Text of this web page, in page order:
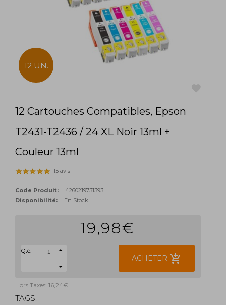
12 UN.
12 Cartouches Compatibles, Epson
T2431-T2436 / 24 XL Noir 13ml +
Couleur 13ml
15 avis
Code Produit:
4260219731393
Disponibilité:
En Stock
19,98€
Qté:
ACHETER add_shopping_cart
Hors Taxes: 16,24€
TAGS: